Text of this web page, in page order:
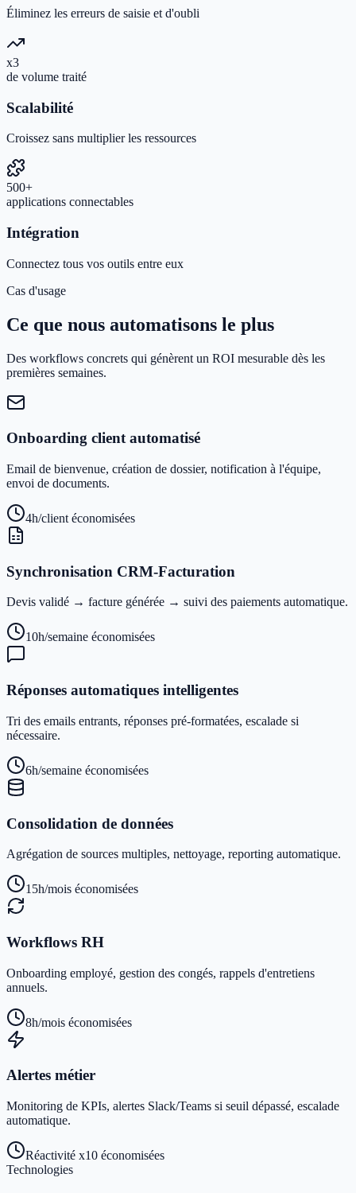
Éliminez les erreurs de saisie et d'oubli
x3
de volume traité
Scalabilité
Croissez sans multiplier les ressources
500+
applications connectables
Intégration
Connectez tous vos outils entre eux
Cas d'usage
Ce que nous automatisons le plus
Des workflows concrets qui génèrent un ROI mesurable dès les
premières semaines.
Onboarding client automatisé
Email de bienvenue, création de dossier, notification à l'équipe,
envoi de documents.
4h/client économisées
Synchronisation CRM-Facturation
Devis validé → facture générée → suivi des paiements automatique.
10h/semaine économisées
Réponses automatiques intelligentes
Tri des emails entrants, réponses pré-formatées, escalade si
nécessaire.
6h/semaine économisées
Consolidation de données
Agrégation de sources multiples, nettoyage, reporting automatique.
15h/mois économisées
Workflows RH
Onboarding employé, gestion des congés, rappels d'entretiens
annuels.
8h/mois économisées
Alertes métier
Monitoring de KPIs, alertes Slack/Teams si seuil dépassé, escalade
automatique.
Réactivité x10 économisées
Technologies